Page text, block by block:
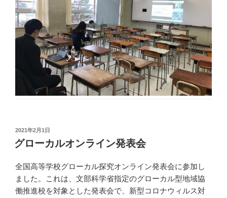
投
稿
日:
2021年2月1日
グローカルオンライン発表会
全国高等学校グローカル探究オンライン発表会に参加し
ました。これは、文部科学省指定のグローカル型地域協
働推進校を対象とした発表会で、新型コロナウィルス対